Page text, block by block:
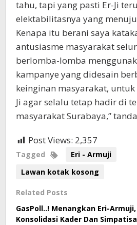
tahu, tapi yang pasti Er-Ji
elektabilitasnya yang
Kenapa itu berani saya
antusiasme masyarakat
berlomba-lomba
kampanye yang didesain
keinginan masyarakat,
Ji agar selalu tetap hadir di
masyarakat Surabaya,”
Post Views: 2,357
Tagged
Eri - Armuji
Lawan kotak kosong
Related Posts
GasPoll..! Menangkan Eri-Armuji,
Konsolidasi Kader Dan